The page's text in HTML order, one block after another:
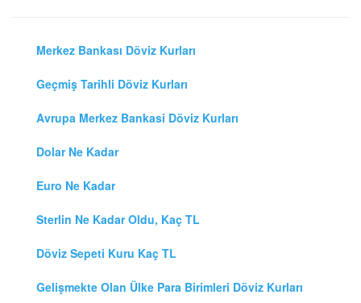
Merkez Bankası Döviz Kurları
Geçmiş Tarihli Döviz Kurları
Avrupa Merkez Bankasi Döviz Kurları
Dolar Ne Kadar
Euro Ne Kadar
Sterlin Ne Kadar Oldu, Kaç TL
Döviz Sepeti Kuru Kaç TL
Gelişmekte Olan Ülke Para Birimleri Döviz Kurları